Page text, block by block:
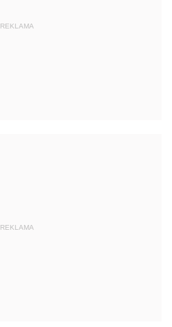
REKLAMA
REKLAMA